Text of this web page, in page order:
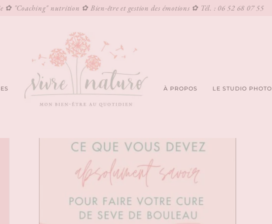
✿ "Coaching" nutrition ✿ Bien-être et gestion des émotions ✿ Tél. : 06 52 68 07 55
À PROPOS LE STUDIO PHOTO